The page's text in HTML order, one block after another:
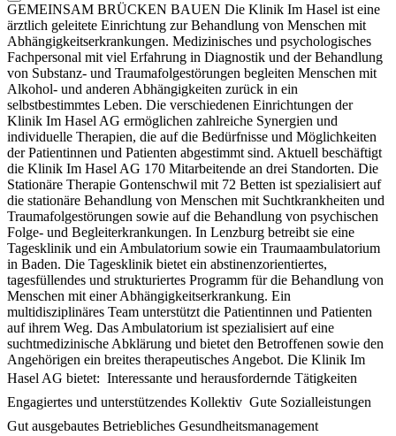
GEMEINSAM BRÜCKEN BAUEN Die Klinik Im Hasel ist eine
ärztlich geleitete Einrichtung zur Behandlung von Menschen mit
Abhängigkeitserkrankungen. Medizinisches und psychologisches
Fachpersonal mit viel Erfahrung in Diagnostik und der Behandlung
von Substanz- und Traumafolgestörungen begleiten Menschen mit
Alkohol- und anderen Abhängigkeiten zurück in ein
selbstbestimmtes Leben. Die verschiedenen Einrichtungen der
Klinik Im Hasel AG ermöglichen zahlreiche Synergien und
individuelle Therapien, die auf die Bedürfnisse und Möglichkeiten
der Patientinnen und Patienten abgestimmt sind. Aktuell beschäftigt
die Klinik Im Hasel AG 170 Mitarbeitende an drei Standorten. Die
Stationäre Therapie Gontenschwil mit 72 Betten ist spezialisiert auf
die stationäre Behandlung von Menschen mit Suchtkrankheiten und
Traumafolgestörungen sowie auf die Behandlung von psychischen
Folge- und Begleiterkrankungen. In Lenzburg betreibt sie eine
Tagesklinik und ein Ambulatorium sowie ein Traumaambulatorium
in Baden. Die Tagesklinik bietet ein abstinenzorientiertes,
tagesfüllendes und strukturiertes Programm für die Behandlung von
Menschen mit einer Abhängigkeitserkrankung. Ein
multidisziplinäres Team unterstützt die Patientinnen und Patienten
auf ihrem Weg. Das Ambulatorium ist spezialisiert auf eine
suchtmedizinische Abklärung und bietet den Betroffenen sowie den
Angehörigen ein breites therapeutisches Angebot. Die Klinik Im
Hasel AG bietet:  Interessante und herausfordernde Tätigkeiten 
Engagiertes und unterstützendes Kollektiv  Gute Sozialleistungen 
Gut ausgebautes Betriebliches Gesundheitsmanagement 